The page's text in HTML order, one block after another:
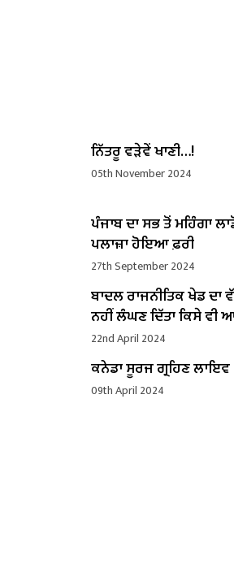
ਨਿੱਤਰੂ ਵੜੇਵੇਂ ਖਾਣੀ…!
05th November 2024
ਪੰਜਾਬ ਦਾ ਸਭ ਤੋਂ ਮਹਿੰਗਾ
ਪਲਾਜ਼ਾ ਹੋਇਆ ਫ਼ਰੀ
27th September 2024
ਬਾਦਲ ਰਾਜਨੀਤਿਕ ਖੇਡ ਦਾ
ਨਹੀਂ ਲੰਘਣ ਦਿੱਤਾ ਕਿਸੇ
22nd April 2024
ਕਨੇਡਾ ਸੂਰਜ ਗ੍ਰਹਿਣ ਲਾਇਵ
09th April 2024